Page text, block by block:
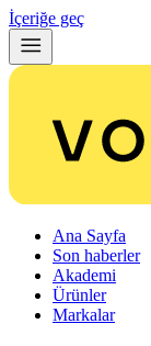
İçeriğe geç
Ana Sayfa
Son haberler
Akademi
Ürünler
Markalar